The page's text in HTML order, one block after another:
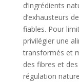
d’ingrédients
d’exhausteurs
fiables. Pour
privilégier une
transformés et
des fibres et
régulation